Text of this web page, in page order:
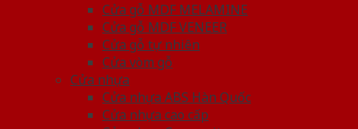
Cửa gỗ MDF MELAMINE
Cửa gỗ MDF VENEER
Cửa gỗ tự nhiên
Cửa vòm gỗ
Cửa nhựa
Cửa nhựa ABS Hàn Quốc
Cửa nhựa cao cấp